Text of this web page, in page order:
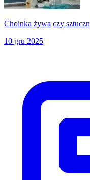
Choinka żywa czy
10 gru 2025